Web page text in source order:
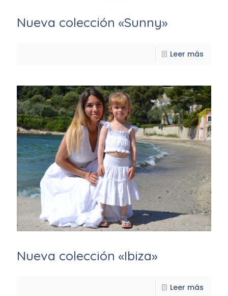
Nueva colección «Sunny»
Leer más
Nueva colección «Ibiza»
Leer más